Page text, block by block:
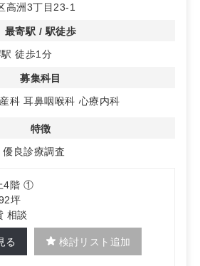
視認性が高く、患者様にとっても訪
隣にはマンションの計画があるた
膚科、形成外科、歯科が盛業中の医
す。詳細はお問い合わせください。
高洲3丁目23-1
最寄駅 / 駅徒歩
徒歩1分
募集科目
科 耳鼻咽喉科 心療内科
特徴
優良診療調査
4階 ①
坪
相談
る 検討リスト追加